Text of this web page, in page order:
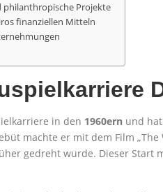
philanthropische Projekte
finanziellen Mitteln
in den 1960ern und
machte er mit dem Film
gedreht wurde. Dieser Start